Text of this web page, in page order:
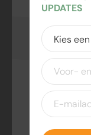
UPDATES
Kies
een
nieuwsbrief
Voor-
en
E-
mailadres